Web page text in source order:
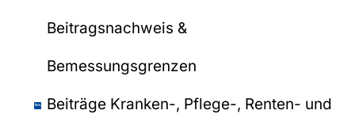
Beitragsnachweis &
Bemessungsgrenzen
Beiträge Kranken-, Pflege-, Renten- und